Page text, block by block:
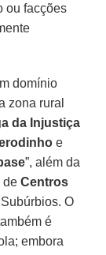
ou facções
domínio
zona rural
da Injustiça
e
”, além da
deCentros
O
é
embora